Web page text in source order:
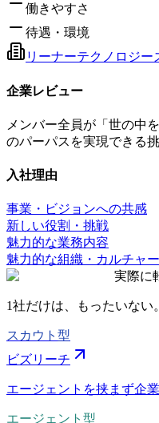
働きやすさ
待遇・環境
リーナーテクノロジー
企業レビュー
メンバー全員が「世の中
のパーパスを実現できる
入社理由
事業・ビジョンへの共感
新しい役割・挑戦
魅力的な業務内容
魅力的な組織・カルチャー
実際に
1社だけは、もったいない
スカウト型
ビズリーチ
エージェントを挟まず企
エージェント型